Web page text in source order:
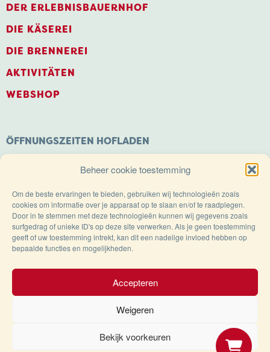
Beheer cookie toestemming
Om de beste ervaringen te bieden, gebruiken wij technologieën zoals
cookies om informatie over je apparaat op te slaan en/of te raadplegen.
Door in te stemmen met deze technologieën kunnen wij gegevens zoals
surfgedrag of unieke ID's op deze site verwerken. Als je geen toestemming
geeft of uw toestemming intrekt, kan dit een nadelige invloed hebben op
bepaalde functies en mogelijkheden.
Accepteren
Weigeren
Bekijk voorkeuren
DER ERLEBNISBAUERNHOF
DIE KÄSEREI
DIE BRENNEREI
AKTIVITÄTEN
WEBSHOP
ÖFFNUNGSZEITEN HOFLADEN
Dienstag bis Samstag: 9.00 – 18.00 Uhr
Sonntags geöffnet von: 11.00 – 18.00 Uhr
Trots op de Achterhoek!
© Käserei Weenink 2025